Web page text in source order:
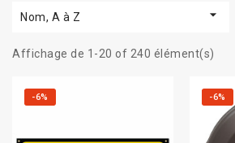
Nom, A à Z 
Affichage de 1-20 of 240 élément(s)
-6% -6%